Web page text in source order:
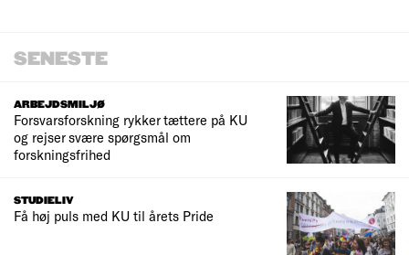
SENESTE
ARBEJDSMILJØ
Forsvarsforskning rykker tættere på KU
og rejser svære spørgsmål om
forskningsfrihed
STUDIELIV
Få høj puls med KU til årets Pride